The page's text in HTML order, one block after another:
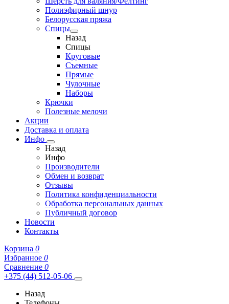
Полиэфирный шнур
Белорусская пряжа
Спицы
Назад
Спицы
Круговые
Съемные
Прямые
Чулочные
Наборы
Крючки
Полезные мелочи
Акции
Доставка и оплата
Инфо
Назад
Инфо
Производители
Обмен и возврат
Отзывы
Политика конфиденциальности
Обработка персональных данных
Публичный договор
Новости
Контакты
Корзина 0
Избранное 0
Сравнение 0
+375 (44) 512-05-06
Назад